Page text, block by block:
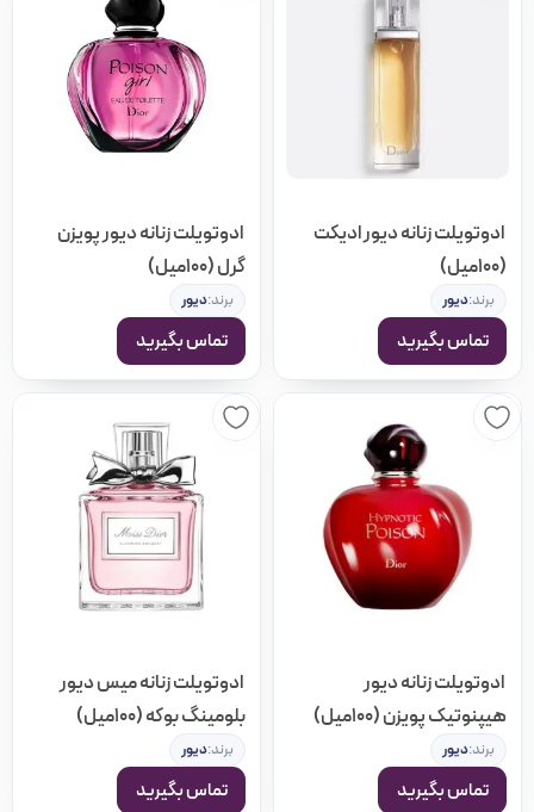
ادوتویلت زنانه دیور ادیکت
(100میل)
برند:دیور
تماس بگیرید
ادوتویلت زنانه دیور پویزن
گرل (100میل)
برند:دیور
تماس بگیرید
ادوتویلت زنانه دیور
هیپنوتیک پویزن (100میل)
برند:دیور
تماس بگیرید
ادوتویلت زنانه میس دیور
بلومینگ بوکه (100میل)
برند:دیور
تماس بگیرید